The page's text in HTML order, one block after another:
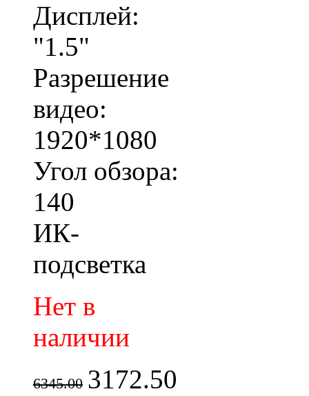
Дисплей:
"1.5"
Разрешение
видео:
1920*1080
Угол обзора:
140
ИК-
подсветка
Нет в
наличии
6345.00 3172.50